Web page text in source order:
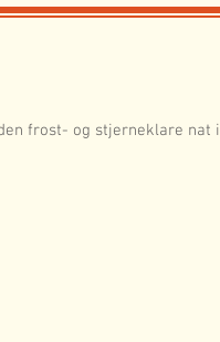
frost- og stjerneklare nat i